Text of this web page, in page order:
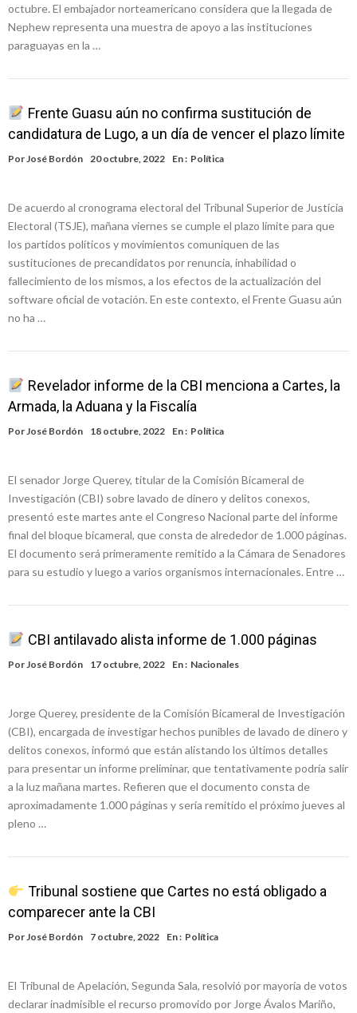
octubre. El embajador norteamericano considera que la llegada de
Nephew representa una muestra de apoyo a las instituciones
paraguayas en la …
Frente Guasu aún no confirma sustitución de
candidatura de Lugo, a un día de vencer el plazo límite
PorJosé Bordón 20 octubre, 2022 En : Política
De acuerdo al cronograma electoral del Tribunal Superior de Justicia
Electoral (TSJE), mañana viernes se cumple el plazo límite para que
los partidos políticos y movimientos comuniquen de las
sustituciones de precandidatos por renuncia, inhabilidad o
fallecimiento de los mismos, a los efectos de la actualización del
software oficial de votación. En este contexto, el Frente Guasu aún
no ha …
Revelador informe de la CBI menciona a Cartes, la
Armada, la Aduana y la Fiscalía
PorJosé Bordón 18 octubre, 2022 En : Política
El senador Jorge Querey, titular de la Comisión Bicameral de
Investigación (CBI) sobre lavado de dinero y delitos conexos,
presentó este martes ante el Congreso Nacional parte del informe
final del bloque bicameral, que consta de alrededor de 1.000 páginas.
El documento será primeramente remitido a la Cámara de Senadores
para su estudio y luego a varios organismos internacionales. Entre …
CBI antilavado alista informe de 1.000 páginas
PorJosé Bordón 17 octubre, 2022 En : Nacionales
Jorge Querey, presidente de la Comisión Bicameral de Investigación
(CBI), encargada de investigar hechos punibles de lavado de dinero y
delitos conexos, informó que están alistando los últimos detalles
para presentar un informe preliminar, que tentativamente podría salir
a la luz mañana martes. Refieren que el documento consta de
aproximadamente 1.000 páginas y sería remitido el próximo jueves al
pleno …
Tribunal sostiene que Cartes no está obligado a
comparecer ante la CBI
PorJosé Bordón 7 octubre, 2022 En : Política
El Tribunal de Apelación, Segunda Sala, resolvió por mayoría de votos
declarar inadmisible el recurso promovido por Jorge Ávalos Mariño,